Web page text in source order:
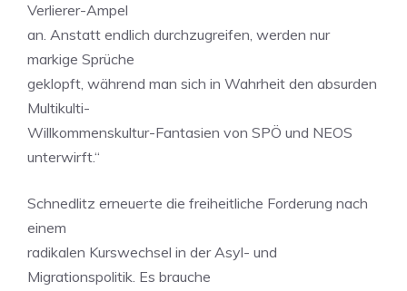
Verlierer-Ampel
an. Anstatt endlich durchzugreifen, werden nur
markige Sprüche
geklopft, während man sich in Wahrheit den absurden
Multikulti-
Willkommenskultur-Fantasien von SPÖ und NEOS
unterwirft.“
Schnedlitz erneuerte die freiheitliche Forderung nach
einem
radikalen Kurswechsel in der Asyl- und
Migrationspolitik. Es brauche